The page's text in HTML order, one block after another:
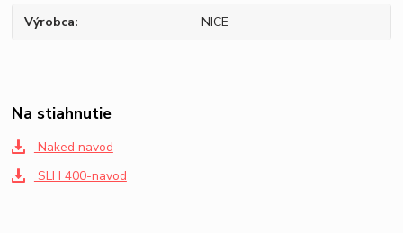
Výrobca NICE
Na stiahnutie
Naked navod
SLH 400-navod